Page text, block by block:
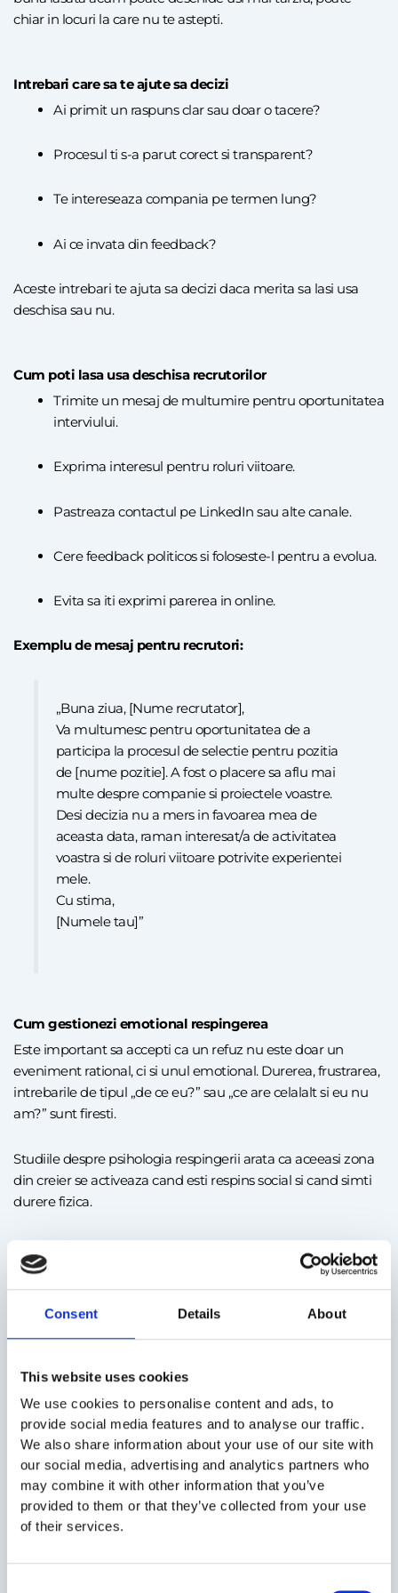
Consent Details About
This website uses cookies
We use cookies to personalise content and ads, to
provide social media features and to analyse our traffic.
We also share information about your use of our site with
our social media, advertising and analytics partners who
may combine it with other information that you’ve
provided to them or that they’ve collected from your use
of their services.
chiar in locuri la care nu te astepti.
Intrebari care sa te ajute sa decizi
Ai primit un raspuns clar sau doar o tacere?
Procesul ti s-a parut corect si transparent?
Te intereseaza compania pe termen lung?
Ai ce invata din feedback?
Aceste intrebari te ajuta sa decizi daca merita sa lasi usa
deschisa sau nu.
Cum poti lasa usa deschisa recrutorilor
Trimite un mesaj de multumire pentru oportunitatea
interviului.
Exprima interesul pentru roluri viitoare.
Pastreaza contactul pe LinkedIn sau alte canale.
Cere feedback politicos si foloseste-l pentru a evolua.
Evita sa iti exprimi parerea in online.
Exemplu de mesaj pentru recrutori:
„Buna ziua, [Nume recrutator],
Va multumesc pentru oportunitatea de a
participa la procesul de selectie pentru pozitia
de [nume pozitie]. A fost o placere sa aflu mai
multe despre companie si proiectele voastre.
Desi decizia nu a mers in favoarea mea de
aceasta data, raman interesat/a de activitatea
voastra si de roluri viitoare potrivite experientei
mele.
Cu stima,
[Numele tau]”
Cum gestionezi emotional respingerea
Este important sa accepti ca un refuz nu este doar un
eveniment rational, ci si unul emotional. Durerea, frustrarea,
intrebarile de tipul „de ce eu?” sau „ce are celalalt si eu nu
am?” sunt firesti.
Studiile despre psihologia respingerii arata ca aceeasi zona
din creier se activeaza cand esti respins social si cand simti
durere fizica.
Dar ce faci cu aceasta stare emotionala deloc placuta? Daca
o lasi neprocesata, ea poate sa te blocheze:
sa iti scada increderea in tine,
sa te faca sa reactionezi impulsiv, intr-un mod care iti
afecteaza reputatia profesionala.
De aceea, acorda-ti timp. Ia-ti o zi sau doua pentru tine.
Scrie intr-un jurnal ce ai simtit in timpul interviului si dupa,
vorbeste cu o persoana de incredere, plimba-te, fa miscare.
Orice te ajuta sa descarci tensiunea si sa recastigi echilibrul